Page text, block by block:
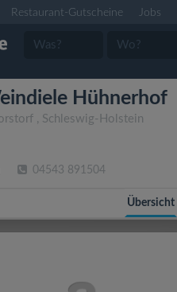
Restaurant-Gutscheine Jobs
Hühnerhof
, Schleswig-Holstein
04543 891504
Übersicht